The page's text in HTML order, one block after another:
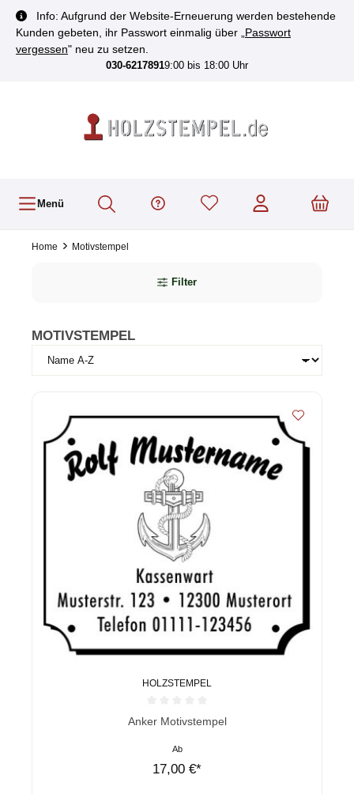
springen
Info: Aufgrund der Website-Erneuerung werden bestehende
Kunden gebeten, ihr Passwort einmalig über „ Passwort
vergessen" neu zu setzen.
030-62178919:00 bis 18:00 Uhr
Menü
Home Motivstempel
Filter
MOTIVSTEMPEL
HOLZSTEMPEL
Durchschnittliche Bewertung von 0 von 5 Sternen
Anker Motivstempel
Ab
17,00 €*